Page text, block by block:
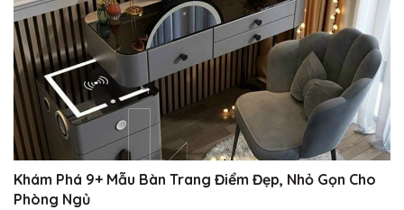
Khám Phá 9+ Mẫu Bàn Trang Điểm Đẹp, Nhỏ Gọn Cho
Phòng Ngủ